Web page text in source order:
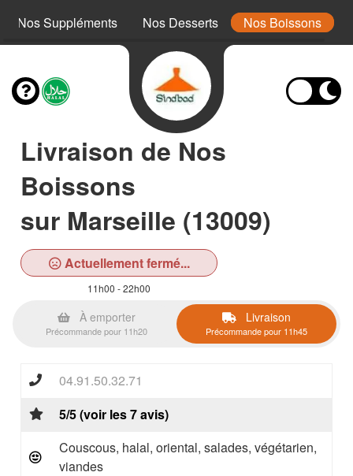
Nos Suppléments Nos Desserts Nos Boissons
Livraison de Nos
Boissons
sur Marseille (13009)
Actuellement fermé...
11h00 - 22h00
À emporter
Précommande pour 11h20
Livraison
Précommande pour 11h45
04.91.50.32.71
5/5 (voir les 7 avis)
Couscous, halal, oriental, salades, végétarien,
viandes